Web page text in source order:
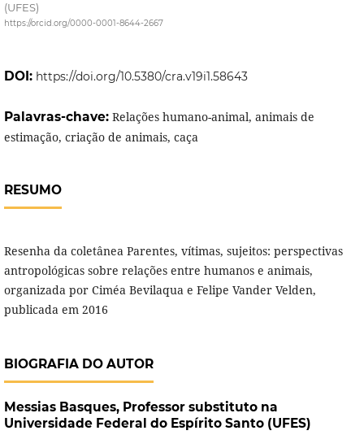
(UFES)
https://orcid.org/0000-0001-8644-2667
DOI: https://doi.org/10.5380/cra.v19i1.58643
Palavras-chave: Relações humano-animal, animais de
estimação, criação de animais, caça
RESUMO
Resenha da coletânea Parentes, vítimas, sujeitos: perspectivas
antropológicas sobre relações entre humanos e animais,
organizada por Ciméa Bevilaqua e Felipe Vander Velden,
publicada em 2016
BIOGRAFIA DO AUTOR
Messias Basques, Professor substituto na
Universidade Federal do Espírito Santo (UFES)